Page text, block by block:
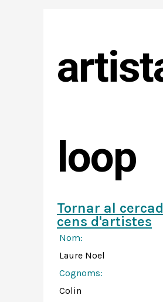
loop
Tornar al
cens d'artistes
Nom:
Laure Noel
Cognoms:
Colin